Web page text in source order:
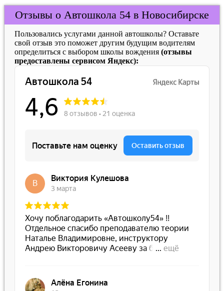
Отзывы о Автошкола 54 в Новосибирске
Пользовались услугами данной автошколы? Оставьте
свой отзыв это поможет другим будущим водителям
определиться с выбором школы вождения (отзывы
предоставлены сервисом Яндекс):